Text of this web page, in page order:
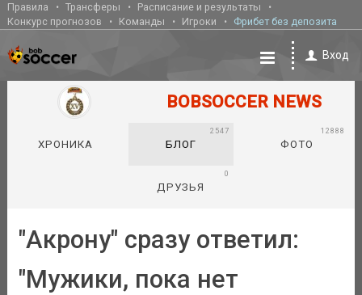
Правила Трансферы
Расписание и результаты
Конкурс прогнозов
Команды Игроки Фрибет без депозита
Вход
BOBSOCCER NEWS
ХРОНИКА БЛОГ
2547
ФОТО
12888
ДРУЗЬЯ
0
"Акрону" сразу ответил:
"Мужики, пока нет